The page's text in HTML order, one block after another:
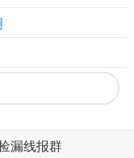
漏线报群